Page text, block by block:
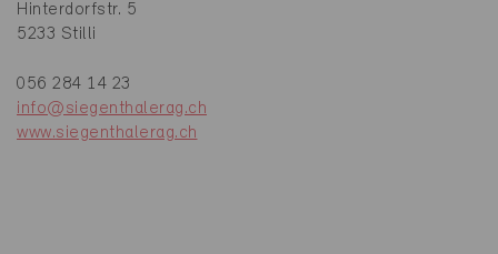
Hinterdorfstr. 5
5233 Stilli
056 284 14 23
info@siegenthalerag.ch
www.siegenthalerag.ch